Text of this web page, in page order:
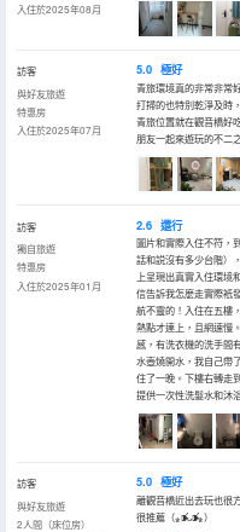
入住於2025年08月
訪客
與好友旅遊
特惠房
入住於2025年07月
5.0 極好
青旅環境真的非常非常
打掃的也特別乾淨及時
青旅位置就在觀音橋好
朋友一起來遊玩的不二
訪客
獨自旅遊
特惠房
入住於2025年01月
2.6 還行
圖片和實際入住不符，
話和説沒有多少台階）
上呈現出真實入住環
信告訴我怎麼走實際衹
航不靈的！入住在五樓
熱點才連上，且網速慢
感，有洗衣機的洗手間
水壺燒開水，我自己帶
住了一晚。下樓右轉走
提供一次性洗髮水和沐
訪客
與好友旅遊
2人間（床位房）
5.0 極好
離觀音橋近出去玩也很
很推薦（⁎⁍̴̛ᴗ⁍̴̛⁎）